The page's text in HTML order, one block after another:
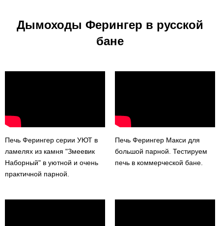
Дымоходы Ферингер в русской
бане
Печь Ферингер серии УЮТ в
ламелях из камня "Змеевик
Наборный" в уютной и очень
практичной парной.
Печь Ферингер Макси для
большой парной. Тестируем
печь в коммерческой бане.